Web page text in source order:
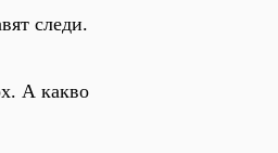
следи.
А какво